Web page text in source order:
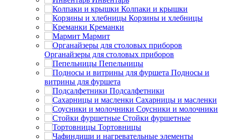
Колпаки и крышки
Корзины и хлебницы
Креманки
Мармит
Органайзеры для столовых приборов
Пепельницы
Подносы и
витрины для фуршета
Подсалфетники
Сахарницы и масленки
Соусники и молочники
Стойки фуршетные
Тортовницы